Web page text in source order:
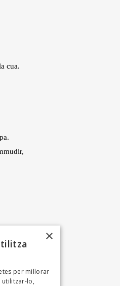
cua.
×
per millorar
utilitzar-lo,